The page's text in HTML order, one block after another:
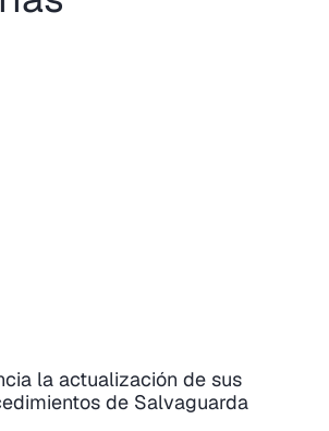
la actualización de sus
de Salvaguarda